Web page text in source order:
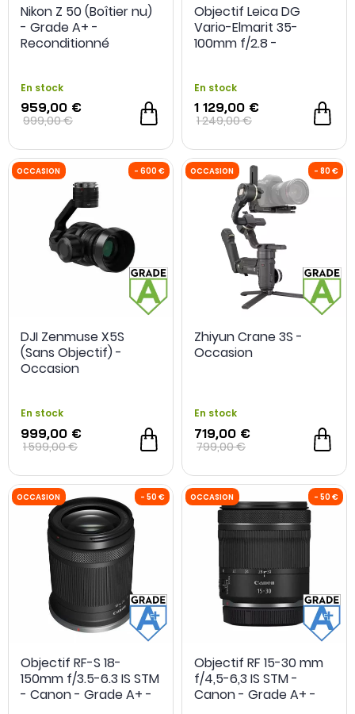
OCCASION - 100 € OCCASION
OCCASION - 30 €
Nikon Z 50 (Boîtier nu)
- Grade A+ -
Reconditionné
En stock
959,00 €
999,00 €
Objectif Leica DG
Vario-Elmarit 35-
100mm f/2.8 -
En stock
1 129,00 €
1 249,00 €
DJI Zenmuse X5S
(Sans Objectif) -
Occasion
En stock
999,00 €
1 599,00 €
Zhiyun Crane 3S -
Occasion
En stock
719,00 €
799,00 €
Objectif RF-S 18-
150mm f/3.5-6.3 IS STM
- Canon - Grade A+ -
Objectif RF 15-30 mm
f/4,5-6,3 IS STM -
Canon - Grade A+ -